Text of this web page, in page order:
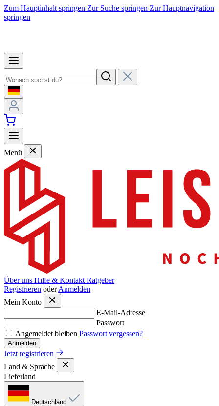
Zum Hauptinhalt springen Zur Suche springen Zur Hauptnavigation
springen
Menü
Über uns Hilfe & Kontakt Ratgeber
Registrieren oder Anmelden
Mein Konto
E-Mail-Adresse
Passwort
Angemeldet bleiben Passwort vergessen?
Anmelden
Jetzt registrieren
Land & Sprache
Lieferland
Deutschland